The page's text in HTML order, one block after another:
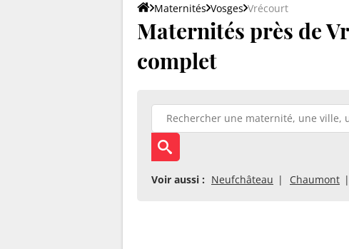
Maternités Vosges Vrécourt
Maternités près de
complet
Voir aussi : Neufchâteau Chaumont